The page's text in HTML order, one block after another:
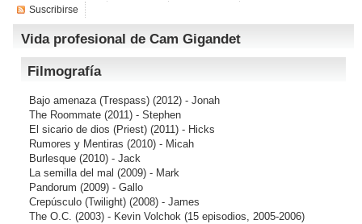
Suscribirse
Vida profesional de Cam Gigandet
Filmografía
Bajo amenaza (Trespass) (2012) - Jonah
The Roommate (2011) - Stephen
El sicario de dios (Priest) (2011) - Hicks
Rumores y Mentiras (2010) - Micah
Burlesque (2010) - Jack
La semilla del mal (2009) - Mark
Pandorum (2009) - Gallo
Crepúsculo (Twilight) (2008) - James
The O.C. (2003) - Kevin Volchok (15 episodios, 2005-2006)